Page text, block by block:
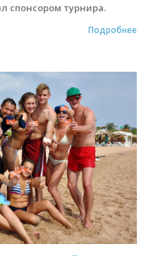
спонсором турнира.
Подробнее